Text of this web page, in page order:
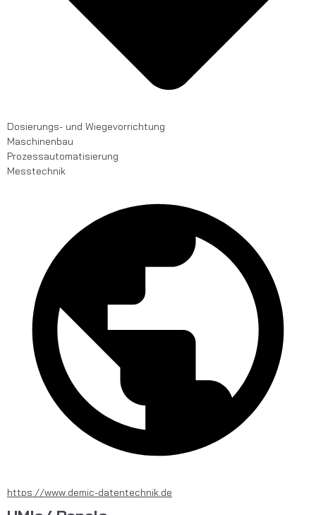
Dosierungs- und Wiegevorrichtung
Maschinenbau
Prozessautomatisierung
Messtechnik
https://www.demic-datentechnik.de